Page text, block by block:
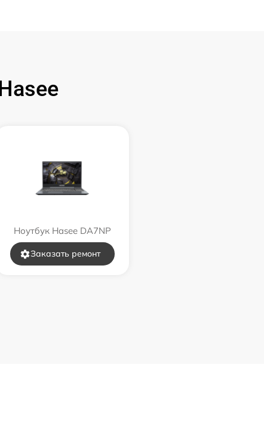
Ноутбук Hasee DA7NP
Заказать ремонт